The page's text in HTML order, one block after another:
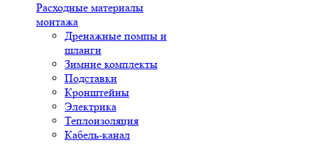
Расходные материалы
монтажа
Дренажные помпы и
шланги
Зимние комплекты
Подставки
Кронштейны
Электрика
Теплоизоляция
Кабель-канал